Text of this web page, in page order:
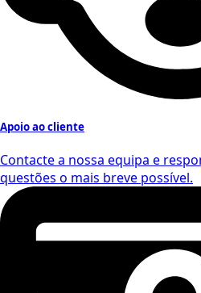
Apoio ao cliente
Contacte a nossa equipa e
questões o mais breve possível.